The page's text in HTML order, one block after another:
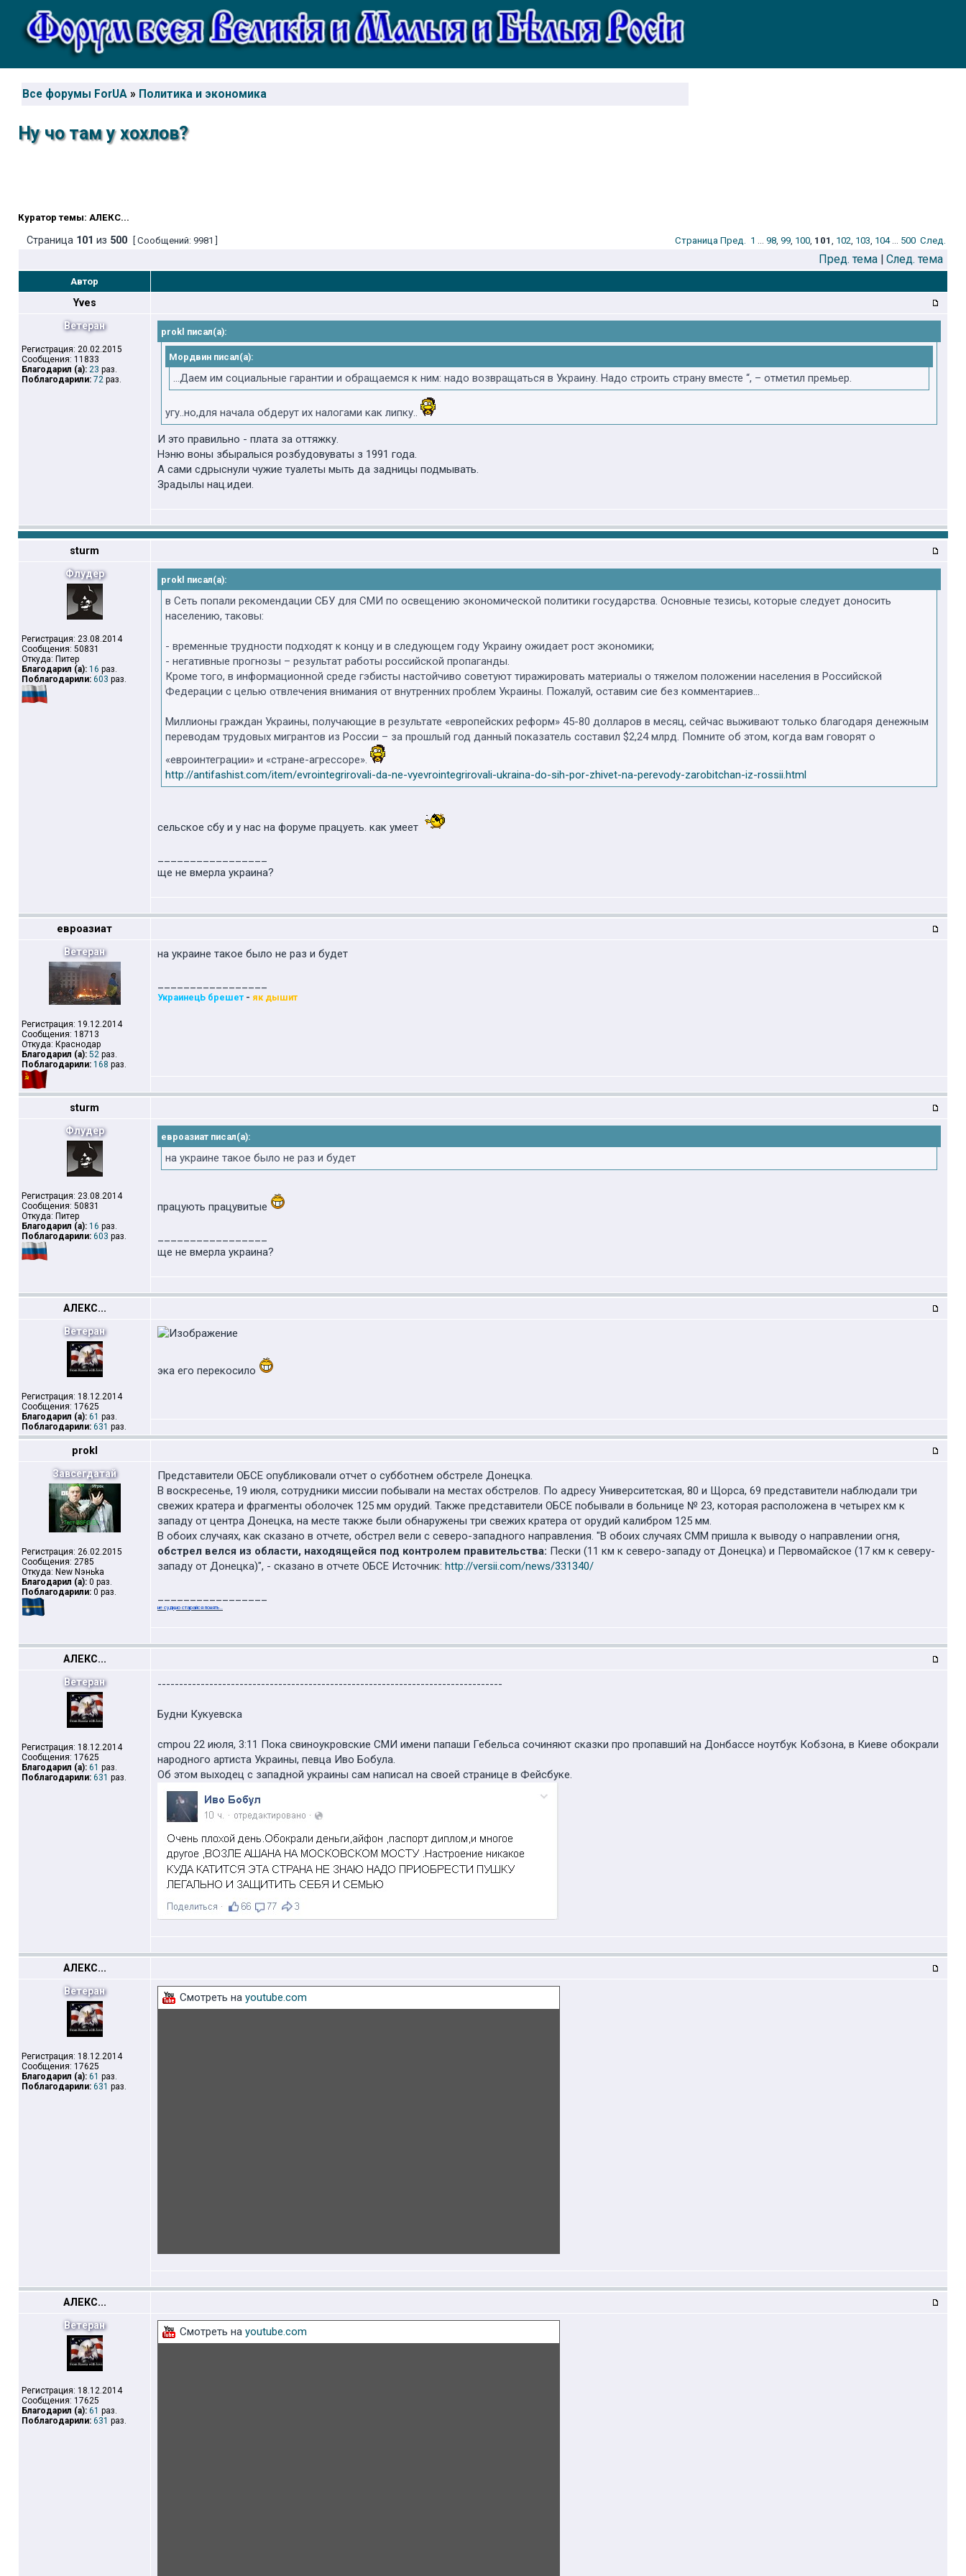
Все форумы ForUA » Политика и экономика
Ну чо там у хохлов?
Куратор темы: АЛЕКС...
Страница 101 из 500 [ Сообщений: 9981 ] Стрaница Пред. 1 ... 98, 99, 100, 101 , 102, 103, 104... 500 След.
Пред. тема | След. тема
Автор
Yves
Ветеран
Регистрация: 20.02.2015
Сообщения: 11833
Благодарил (а): 23 раз.
Поблагодарили: 72 раз.
prokl писал(а):
Мордвин писал(а):
...Даем им социальные гарантии и обращаемся к ним: надо возвращаться в Украину. Надо строить страну вместе “, – отметил премьер.
угу..но,для начала обдерут их налогами как липку..
И это правильно - плата за оттяжку.
Нэню воны збыралыся розбудовуваты з 1991 года.
А сами сдрыснули чужие туалеты мыть да задницы подмывать.
Зрадылы нац.идеи.
sturm
Флудер
Регистрация: 23.08.2014
Сообщения: 50831
Откуда: Питер
Благодарил (а): 16 раз.
Поблагодарили: 603 раз.
prokl писал(а):
в Сеть попали рекомендации СБУ для СМИ по освещению экономической политики государства. Основные тезисы, которые следует доносить
населению, таковы:
- временные трудности подходят к концу и в следующем году Украину ожидает рост экономики;
- негативные прогнозы – результат работы российской пропаганды.
Кроме того, в информационной среде гэбисты настойчиво советуют тиражировать материалы о тяжелом положении населения в Российской
Федерации с целью отвлечения внимания от внутренних проблем Украины. Пожалуй, оставим сие без комментариев…
Миллионы граждан Украины, получающие в результате «европейских реформ» 45-80 долларов в месяц, сейчас выживают только благодаря денежным
переводам трудовых мигрантов из России – за прошлый год данный показатель составил $2,24 млрд. Помните об этом, когда вам говорят о
«евроинтеграции» и «стране-агрессоре».
http://antifashist.com/item/evrointegrirovali-da-ne-vyevrointegrirovali-ukraina-do-sih-por-zhivet-na-perevody-zarobitchan-iz-rossii.html
сельское сбу и у нас на форуме працуеть. как умеет
ще не вмерла украина?
евроазиат
Ветеран
Регистрация: 19.12.2014
Сообщения: 18713
Откуда: Краснодар
Благодарил (а): 52 раз.
Поблагодарили: 168 раз.
на украине такое было не раз и будет
УкраинецЬ брешет - як дышит
sturm
Флудер
Регистрация: 23.08.2014
Сообщения: 50831
Откуда: Питер
Благодарил (а): 16 раз.
Поблагодарили: 603 раз.
евроазиат писал(а):
на украине такое было не раз и будет
працують працувитые
ще не вмерла украина?
АЛЕКС...
Ветеран
Регистрация: 18.12.2014
Сообщения: 17625
Благодарил (а): 61 раз.
Поблагодарили: 631 раз.
эка его перекосило
prokl
Завсегдатай
Регистрация: 26.02.2015
Сообщения: 2785
Откуда: New Nэньka
Благодарил (а): 0 раз.
Поблагодарили: 0 раз.
Представители ОБСЕ опубликовали отчет о субботнем обстреле Донецка.
В воскресенье, 19 июля, сотрудники миссии побывали на местах обстрелов. По адресу Университетская, 80 и Щорса, 69 представители наблюдали три
свежих кратера и фрагменты оболочек 125 мм орудий. Также представители ОБСЕ побывали в больнице № 23, которая расположена в четырех км к
западу от центра Донецка, на месте также были обнаружены три свежих кратера от орудий калибром 125 мм.
В обоих случаях, как сказано в отчете, обстрел вели с северо-западного направления. "В обоих случаях СММ пришла к выводу о направлении огня,
обстрел велся из области, находящейся под контролем правительства: Пески (11 км к северо-западу от Донецка) и Первомайское (17 км к северу-
западу от Донецка)", - сказано в отчете ОБСЕ Источник: http://versii.com/news/331340/
не суди,но старайся понять..
АЛЕКС...
Ветеран
Регистрация: 18.12.2014
Сообщения: 17625
Благодарил (а): 61 раз.
Поблагодарили: 631 раз.
--------------------------------------------------------------------------------
Будни Кукуевска
cmpou 22 июля, 3:11 Пока свиноукровские СМИ имени папаши Гебельса сочиняют сказки про пропавший на Донбассе ноутбук Кобзона, в Киеве обокрали
народного артиста Украины, певца Иво Бобула.
Об этом выходец с западной украины сам написал на своей странице в Фейсбуке.
АЛЕКС...
Ветеран
Регистрация: 18.12.2014
Сообщения: 17625
Благодарил (а): 61 раз.
Поблагодарили: 631 раз.
Смотреть на youtube.com
АЛЕКС...
Ветеран
Регистрация: 18.12.2014
Сообщения: 17625
Благодарил (а): 61 раз.
Поблагодарили: 631 раз.
Смотреть на youtube.com